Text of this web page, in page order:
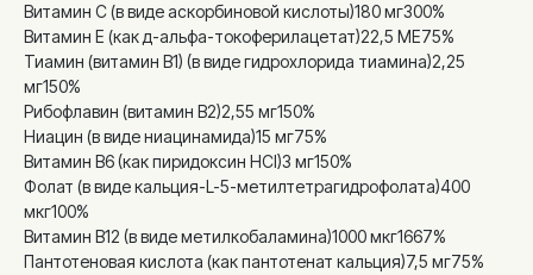
Витамин С (в виде аскорбиновой кислоты)180 мг300%
Витамин Е (как д-альфа-токоферилацетат)22,5 МЕ75%
Тиамин (витамин В1) (в виде гидрохлорида тиамина)2,25
мг150%
Рибофлавин (витамин В2)2,55 мг150%
Ниацин (в виде ниацинамида)15 мг75%
Витамин В6 (как пиридоксин HCl)3 мг150%
Фолат (в виде кальция-L-5-метилтетрагидрофолата)400
мкг100%
Витамин В12 (в виде метилкобаламина)1000 мкг1667%
Пантотеновая кислота (как пантотенат кальция)7,5 мг75%